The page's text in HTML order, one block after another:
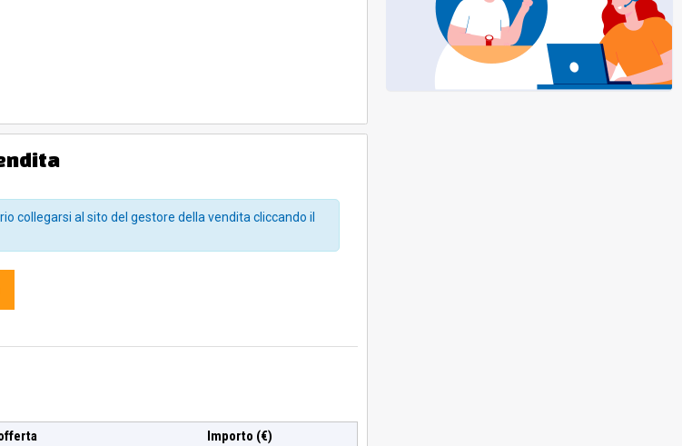
collegarsi al sito del gestore della vendita cliccando il
Importo (€)